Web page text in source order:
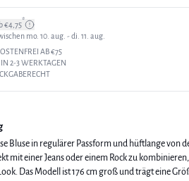
€4,75*
mo. 10. aug. - di. 11. aug.
AB €75
2-3 WERKTAGEN
Bluse in regulärer Passform und hüftlange von
mit einer Jeans oder einem Rock zu
entspannten Look. Das Modell ist 176 cm groß und trägt eine